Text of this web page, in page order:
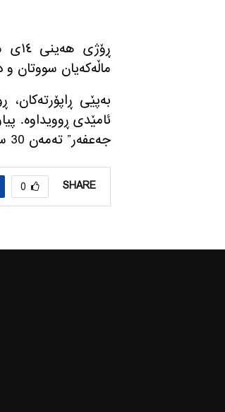
ماڵەکەیان سووتان ‌و
به‌پێی
جەعفەر” تەمەن 30 ساڵ بووه‌ و لەکاتی ڕووداوەکەدا لەگەڵ هەردوو کچەکەیان لە ماڵەوە بوون.
SHARE
0